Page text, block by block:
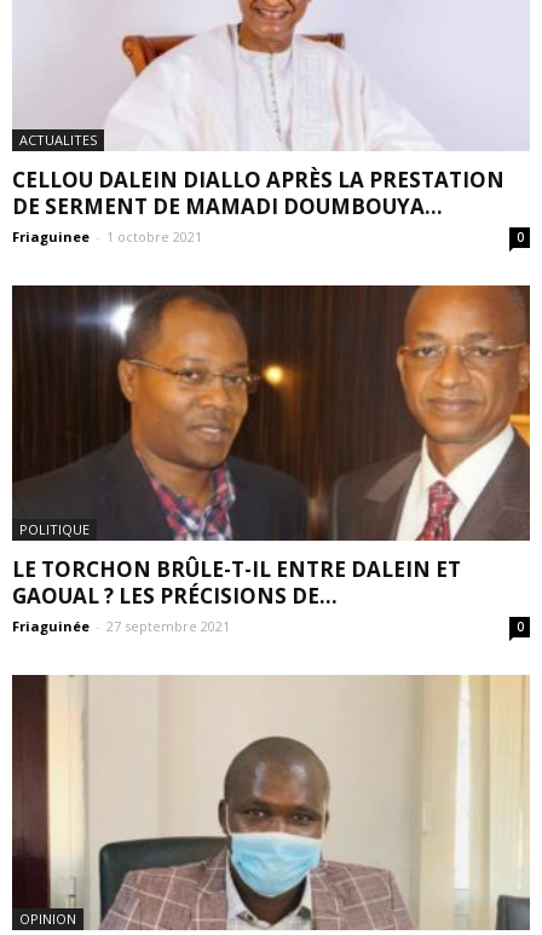
ACTUALITES
CELLOU DALEIN DIALLO APRÈS LA PRESTATION
DE SERMENT DE MAMADI DOUMBOUYA...
Friaguinee - 1 octobre 2021 0
POLITIQUE
LE TORCHON BRÛLE-T-IL ENTRE DALEIN ET
GAOUAL ? LES PRÉCISIONS DE...
Friaguinée - 27 septembre 2021 0
OPINION